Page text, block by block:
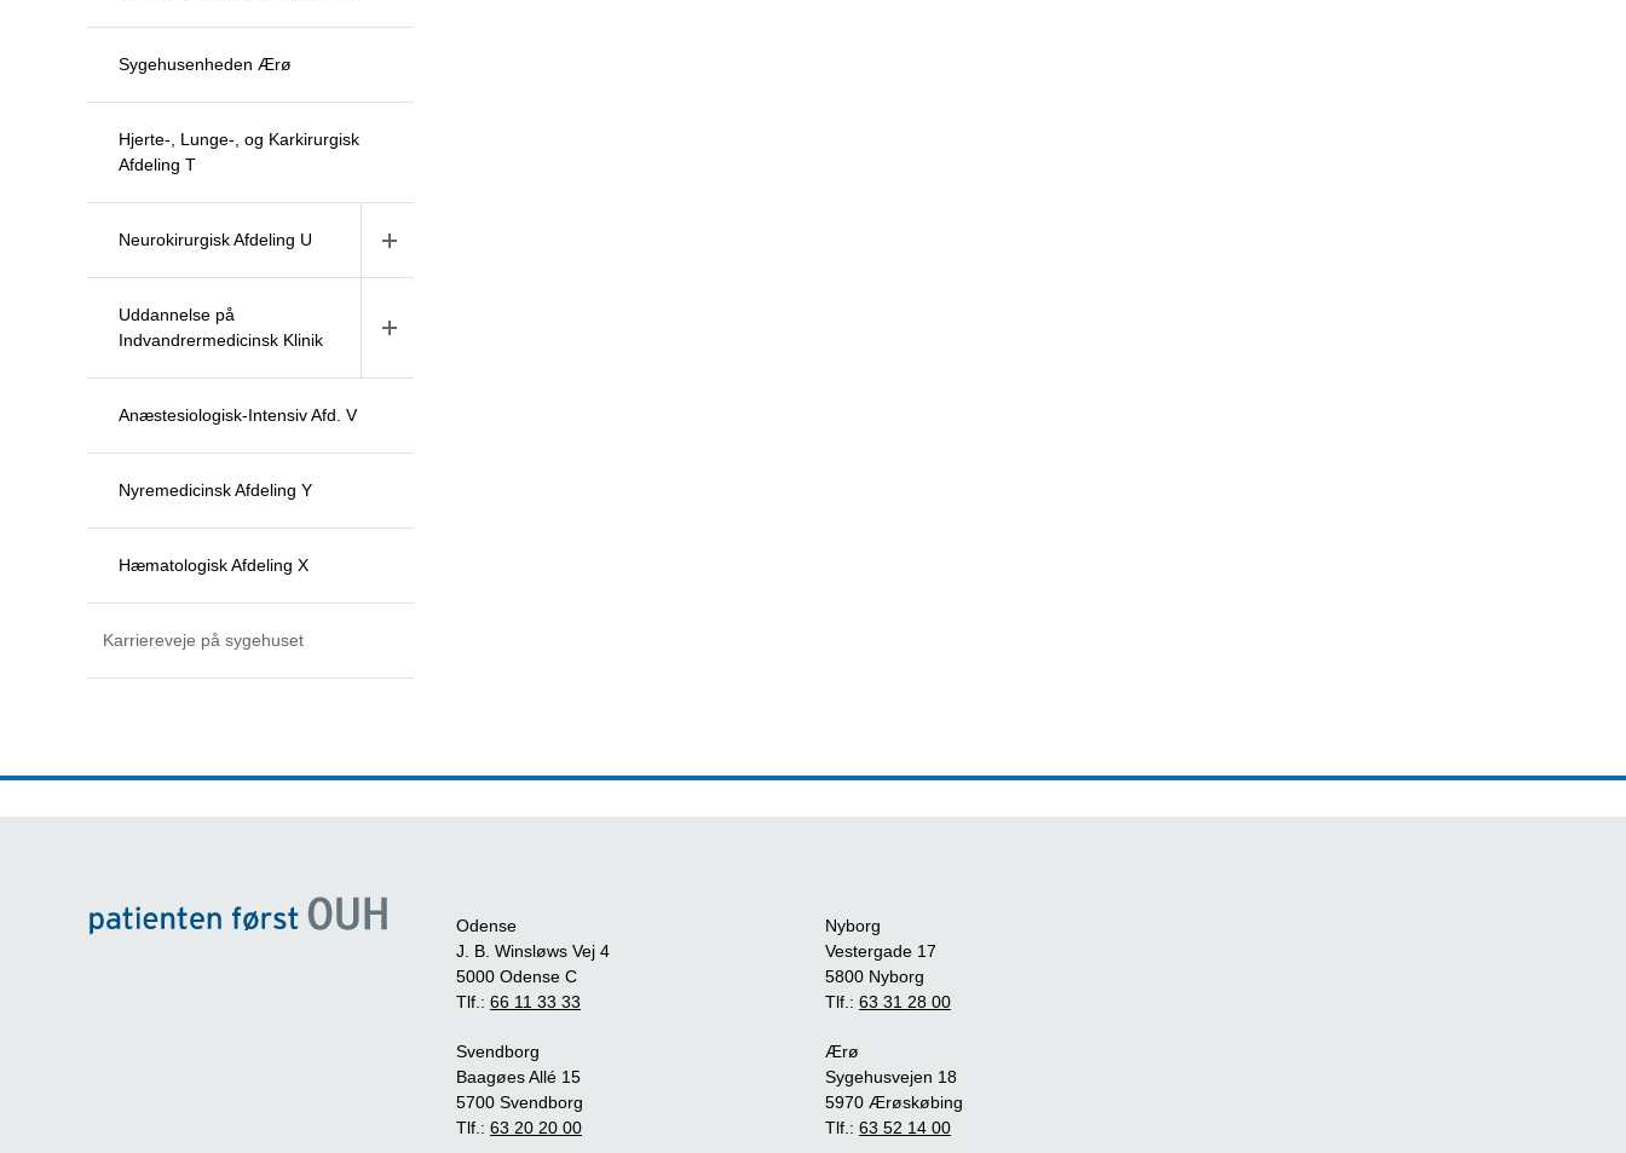
Sygehusenheden Ærø
Hjerte-, Lunge-, og Karkirurgisk
Afdeling T
Neurokirurgisk Afdeling U
Uddannelse på
Indvandrermedicinsk Klinik
Anæstesiologisk-Intensiv Afd. V
Nyremedicinsk Afdeling Y
Hæmatologisk Afdeling X
Karriereveje på sygehuset
Odense
J. B. Winsløws Vej 4
5000 Odense C
Tlf.: 66 11 33 33
Svendborg
Baagøes Allé 15
5700 Svendborg
Tlf.: 63 20 20 00
Nyborg
Vestergade 17
5800 Nyborg
Tlf.: 63 31 28 00
Ærø
Sygehusvejen 18
5970 Ærøskøbing
Tlf.: 63 52 14 00